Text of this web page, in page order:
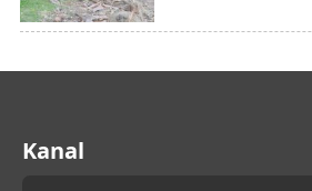
Kanal